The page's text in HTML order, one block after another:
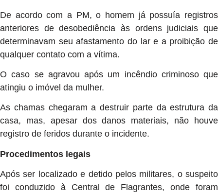
De acordo com a PM, o homem já possuía registros
anteriores de desobediência às ordens judiciais que
determinavam seu afastamento do lar e a proibição de
qualquer contato com a vítima.
O caso se agravou após um incêndio criminoso que
atingiu o imóvel da mulher.
As chamas chegaram a destruir parte da estrutura da
casa, mas, apesar dos danos materiais, não houve
registro de feridos durante o incidente.
Procedimentos legais
Após ser localizado e detido pelos militares, o suspeito
foi conduzido à Central de Flagrantes, onde foram